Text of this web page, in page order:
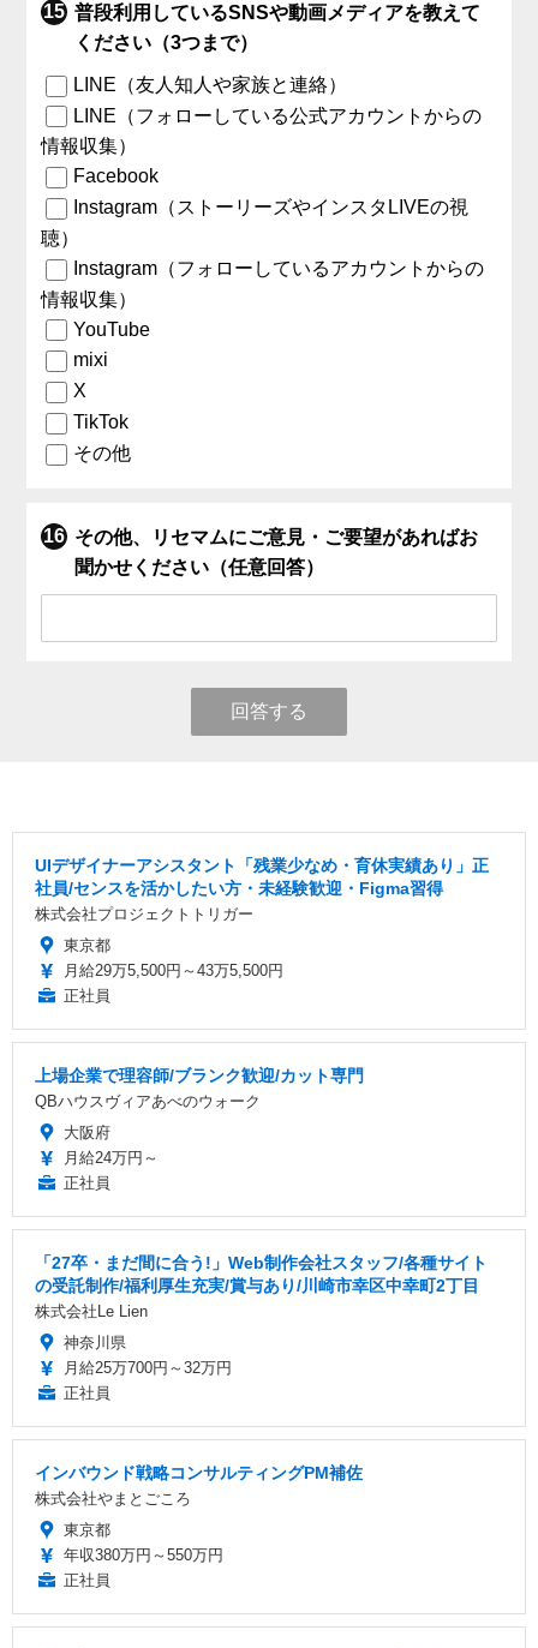
普段利用しているSNSや動画メディアを教えて
ください（3つまで）
LINE（友人知人や家族と連絡）
LINE（フォローしている公式アカウントからの
情報収集）
Facebook
Instagram（ストーリーズやインスタLIVEの視
聴）
Instagram（フォローしているアカウントからの
情報収集）
YouTube
mixi
X
TikTok
その他
その他、リセマムにご意見・ご要望があればお
聞かせください（任意回答）
回答する
UIデザイナーアシスタント「残業少なめ・育休実績あり」正
社員/センスを活かしたい方・未経験歓迎・Figma習得
株式会社プロジェクトトリガー
東京都
月給29万5,500円～43万5,500円
正社員
上場企業で理容師/ブランク歓迎/カット専門
QBハウスヴィアあべのウォーク
大阪府
月給24万円～
正社員
「27卒・まだ間に合う!」Web制作会社スタッフ/各種サイト
の受託制作/福利厚生充実/賞与あり/川崎市幸区中幸町2丁目
株式会社Le Lien
神奈川県
月給25万700円～32万円
正社員
インバウンド戦略コンサルティングPM補佐
株式会社やまとごころ
東京都
年収380万円～550万円
正社員